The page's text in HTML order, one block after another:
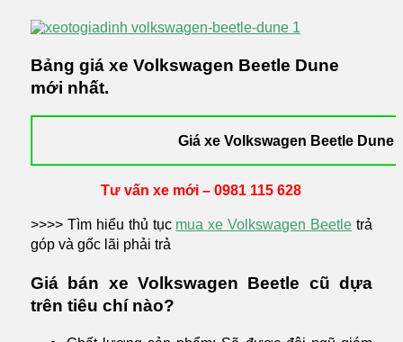
Bảng giá xe Volkswagen Beetle Dune
mới nhất.
Giá xe Volkswagen Beetle Dune
Tư vấn xe mới – 0981 115 628
>>>> Tìm hiểu thủ tục mua xe Volkswagen Beetle trả
góp và gốc lãi phải trả
Giá bán xe Volkswagen Beetle cũ dựa
trên tiêu chí nào?